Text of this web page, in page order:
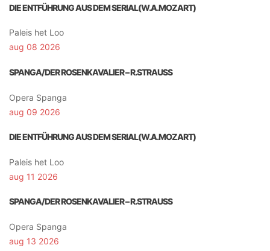
DIE ENTFÜHRUNG AUS DEM SERIAL(W.A.MOZART)
Paleis het Loo
aug 08 2026
SPANGA/DER ROSENKAVALIER – R.STRAUSS
Opera Spanga
aug 09 2026
DIE ENTFÜHRUNG AUS DEM SERIAL(W.A.MOZART)
Paleis het Loo
aug 11 2026
SPANGA/DER ROSENKAVALIER – R.STRAUSS
Opera Spanga
aug 13 2026